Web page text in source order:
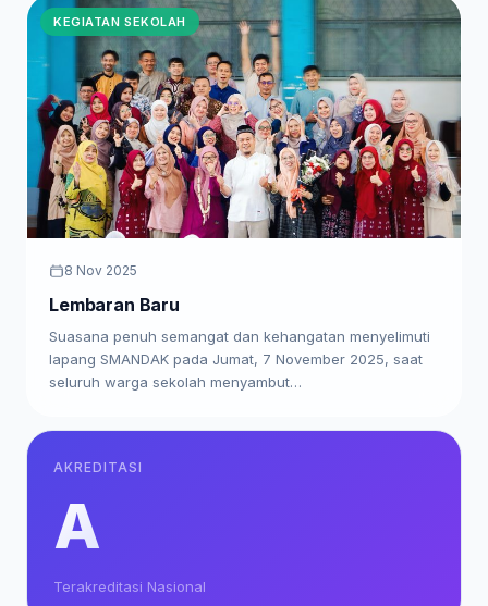
KEGIATAN SEKOLAH
8 Nov 2025
Lembaran Baru
Suasana penuh semangat dan kehangatan menyelimuti
lapang SMANDAK pada Jumat, 7 November 2025, saat
seluruh warga sekolah menyambut…
AKREDITASI
A
Terakreditasi Nasional